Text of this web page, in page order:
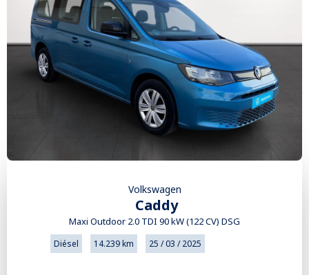
Volkswagen
Caddy
Maxi Outdoor 2.0 TDI 90 kW (122 CV) DSG
Diésel 14.239 km 25 / 03 / 2025